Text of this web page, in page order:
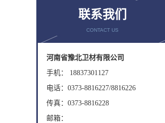
联系我们
CONTACT US
河南省豫北卫材有限公司
手机： 18837301127
电话：0373-8816227/8816226
传真：0373-8816228
邮箱：